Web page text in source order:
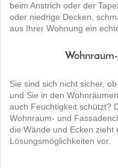
beim Anstrich oder der
oder niedrige Decken,
aus Ihrer Wohnung ein
Sie sind sich nicht sicher,
und Sie in den
auch Feuchtigkeit schützt?
Wohnraum- und
die Wände und Ecken zieht
Lösungsmöglichkeiten vor.